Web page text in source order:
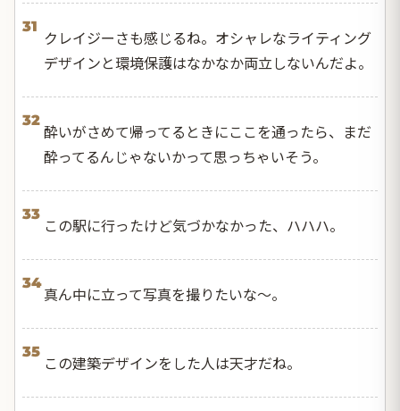
31
クレイジーさも感じるね。オシャレなライティング
デザインと環境保護はなかなか両立しないんだよ。
32
酔いがさめて帰ってるときにここを通ったら、まだ
酔ってるんじゃないかって思っちゃいそう。
33
この駅に行ったけど気づかなかった、ハハハ。
34
真ん中に立って写真を撮りたいな～。
35
この建築デザインをした人は天才だね。